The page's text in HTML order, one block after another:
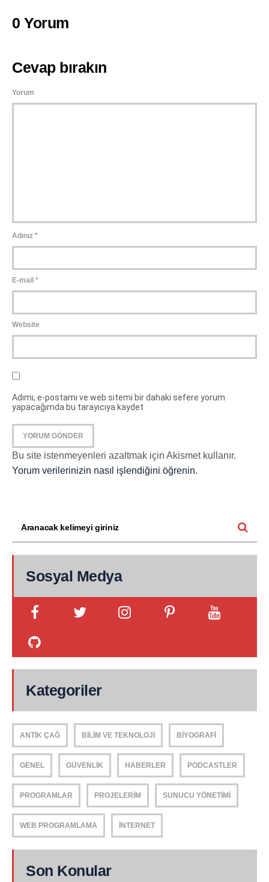
0 Yorum
Cevap bırakın
Yorum
Adınız *
E-mail *
Website
Adımı, e-postamı ve web sitemi bir dahaki sefere yorum
yapacağımda bu tarayıcıya kaydet
Bu site istenmeyenleri azaltmak için Akismet kullanır.
Yorum verilerinizin nasıl işlendiğini öğrenin.
Sosyal Medya
Kategoriler
ANTIK ÇAĞ BILIM VE TEKNOLOJI BIYOGRAFI
GENEL GÜVENLIK HABERLER PODCASTLER
PROGRAMLAR PROJELERIM SUNUCU YÖNETIMI
WEB PROGRAMLAMA İNTERNET
Son Konular